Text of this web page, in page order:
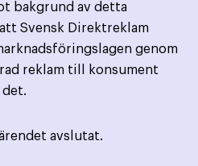
bakgrund av detta
Svensk Direktreklam
genom
reklam till konsument
avslutat.